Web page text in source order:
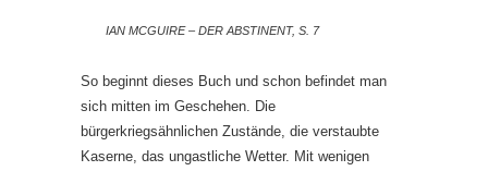
IAN MCGUIRE – DER ABSTINENT, S. 7
So beginnt dieses Buch und schon befindet man
sich mitten im Geschehen. Die
bürgerkriegsähnlichen Zustände, die verstaubte
Kaserne, das ungastliche Wetter. Mit wenigen